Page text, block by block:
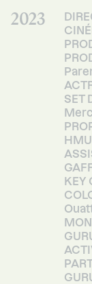
2023
SET
KEY